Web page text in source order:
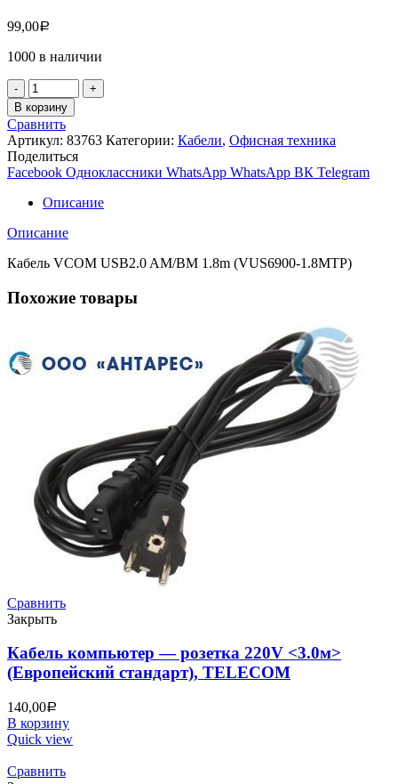
99,00Р
1000 в наличии
Количество
товара
Кабель
VCOM
USB2.0
AM/BM
1.8m
(VUS6900-
1.8MTP)
В корзину
Сравнить
Артикул: 83763 Категории: Кабели, Офисная техника
Поделиться
Facebook Одноклассники WhatsApp WhatsApp ВК Telegram
Описание
Описание
Кабель VCOM USB2.0 AM/BM 1.8m (VUS6900-1.8MTP)
Похожие товары
Сравнить
Закрыть
Кабель компьютер — розетка 220V <3.0м>
(Европейский стандарт), TELECOM
140,00Р
В корзину
Quick view
Сравнить